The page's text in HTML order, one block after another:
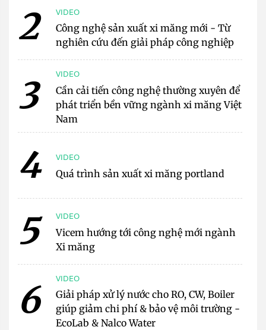
2 VIDEO
Công nghệ sản xuất xi măng mới - Từ
nghiên cứu đến giải pháp công nghiệp
3 VIDEO
Cần cải tiến công nghệ thường xuyên để
phát triển bền vững ngành xi măng Việt
Nam
4 VIDEO
Quá trình sản xuất xi măng portland
5 VIDEO
Vicem hướng tới công nghệ mới ngành
Xi măng
6 VIDEO
Giải pháp xử lý nước cho RO, CW, Boiler
giúp giảm chi phí & bảo vệ môi trường -
EcoLab & Nalco Water